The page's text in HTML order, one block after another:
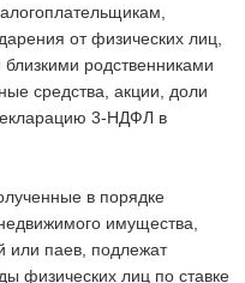
от физических лиц,
родственниками
средства, акции, доли
3-НДФЛ в
в порядке
имущества,
или паев, подлежат
физических лиц по ставке